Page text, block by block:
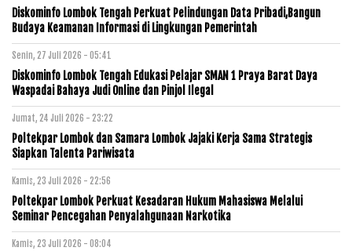
Diskominfo Lombok Tengah Perkuat Pelindungan Data Pribadi,Bangun
Budaya Keamanan Informasi di Lingkungan Pemerintah
Senin, 27 Juli 2026 - 05:41
Diskominfo Lombok Tengah Edukasi Pelajar SMAN 1 Praya Barat Daya
Waspadai Bahaya Judi Online dan Pinjol Ilegal
Jumat, 24 Juli 2026 - 23:22
Poltekpar Lombok dan Samara Lombok Jajaki Kerja Sama Strategis
Siapkan Talenta Pariwisata
Kamis, 23 Juli 2026 - 22:56
Poltekpar Lombok Perkuat Kesadaran Hukum Mahasiswa Melalui
Seminar Pencegahan Penyalahgunaan Narkotika
Kamis, 23 Juli 2026 - 08:04